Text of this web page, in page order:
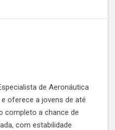
de Aeronáutica
oferece a jovens de até
completo a chance de
com estabilidade